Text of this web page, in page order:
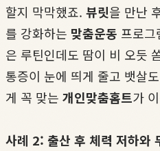
할지 막막했죠. 뷰릿을 만난
를 강화하는 맞춤운동 프로
은 루틴인데도 땀이 비 오듯
통증이 눈에 띄게 줄고 뱃살
게 꼭 맞는 개인맞춤홈트가
사례 2: 출산 후 체력 저하와